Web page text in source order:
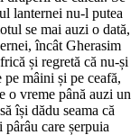
lanternei nu-l putea
se mai auzi o dată,
încât Gherasim
și regretă că nu-și
mâini și pe ceafă,
o vreme până auzi un
își dădu seama că
care șerpuia